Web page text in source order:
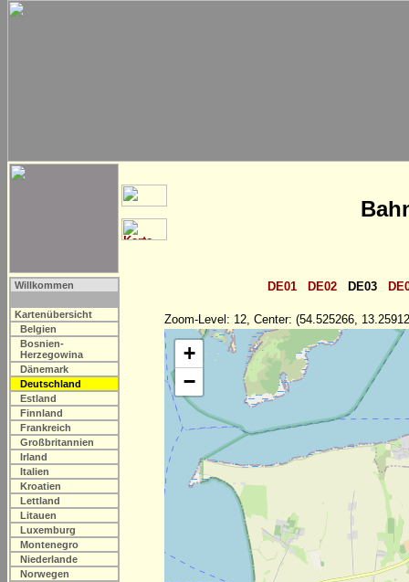
Willkommen
Kartenübersicht
Belgien
Bosnien-
Herzegowina
Dänemark
Deutschland
Estland
Finnland
Frankreich
Großbritannien
Irland
Italien
Kroatien
Lettland
Litauen
Luxemburg
Montenegro
Niederlande
Norwegen
DE01 DE02 DE03
Zoom-Level: 12, Center: (54.525266,
+
−